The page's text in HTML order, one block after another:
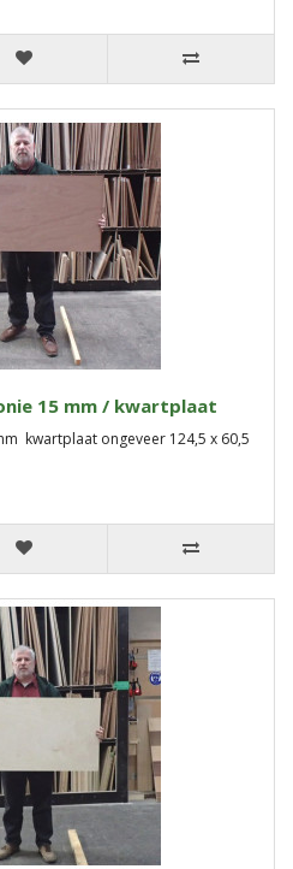
15 mm / kwartplaat
kwartplaat ongeveer 124,5 x 60,5